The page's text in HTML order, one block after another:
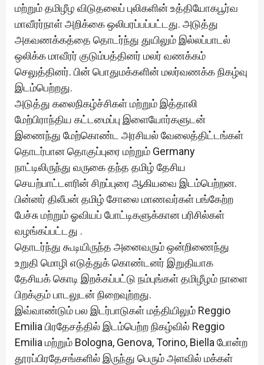
மற்றும் தமிழீழ விடுதலைப் புலிகளின் உத்தியோகபூர்வ
மாவீரர்நாள் அறிக்கை ஒலிபரப்பப்பட்டது. அடுத்து
அகவணக்கத்தை தொடர்ந்து துயிலும் இல்லப்பாடல்
ஒலிக்க மாவீரர் குடும்பத்தினர் மலர் வணக்கம்
செலுத்தினர். பின் பொதுமக்களின் மலர்வணக்க நிகழ்வு
இடம்பெற்றது.
அடுத்து கலைநிகழ்ச்சிகள் மற்றும் இத்தாலி
மேற்பிராந்திய கட்டமைப்பு இளையோர்களுடன்
இணைந்து மேற்கொண்ட அரசியல் வேலைத்திட்டங்கள்
தொடர்பான தொகுப்புரை மற்றும் Germany
நாட்டிலிருந்து வருகை தந்த தமிழ் தேசிய
செயற்பாட்டளரின் சிறப்புரை ஆகியவை இடம்பெற்றன.
பின்னர் திலீபன் தமிழ் சோலை மாணவர்கள் பங்கேற்ற
பேச்சு மற்றும் ஓவியப் போட்டிகளுக்கான பரிசில்கள்
வழங்கப்பட்டது .
தொடர்ந்து கூடியிருந்த அனைவரும் ஒன்றிணைந்து
உறுதி மொழி எடுத்துக் கொண்டனர் இறுதியாக
தேசியக் கொடி இறக்கப்பட்டு நம்புங்கள் தமிழீழம் நாளை
பிறக்கும் பாடலுடன் நிறைவுற்றது.
இவ்வாண்டும் பல இடர்பாடுகள் மத்தியிலும் Reggio
Emilia பிரதேசத்தில் இடம்பெற்ற நிகழ்வில் Reggio
Emilia மற்றும் Bologna, Genova, Torino, Biella போன்ற
தூரப்பிரதேசங்களில் இருந்து பெரும் அளவில் மக்கள்